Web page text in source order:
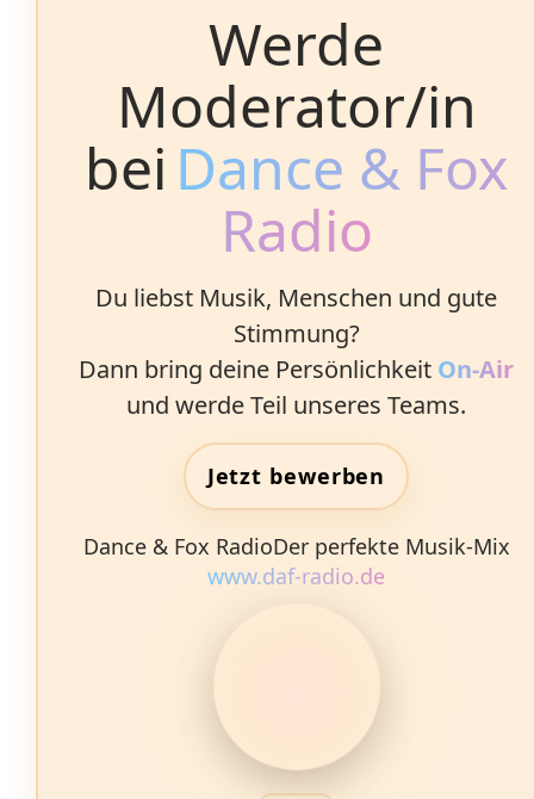
Werde
Moderator/in
bei Dance & Fox
Radio
Du liebst Musik, Menschen und gute
Stimmung?
Dann bring deine Persönlichkeit On‑Air
und werde Teil unseres Teams.
Jetzt bewerben
Dance & Fox RadioDer perfekte Musik‑Mix
www.daf-radio.de